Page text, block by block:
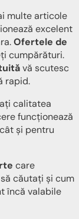
multe articole
excelent
Ofertele de
cumpărături.
vă scutesc
rapid.
calitatea
funcționează
și pentru
care
căutați și cum
încă valabile